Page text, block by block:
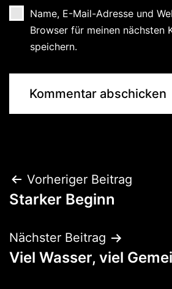
Name, E-Mail-Adresse und
Browser für meinen nächsten
speichern.
Vorheriger Beitrag
Starker Beginn
Nächster Beitrag
Viel Wasser, viel